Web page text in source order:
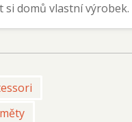
si domů vlastní výrobek.